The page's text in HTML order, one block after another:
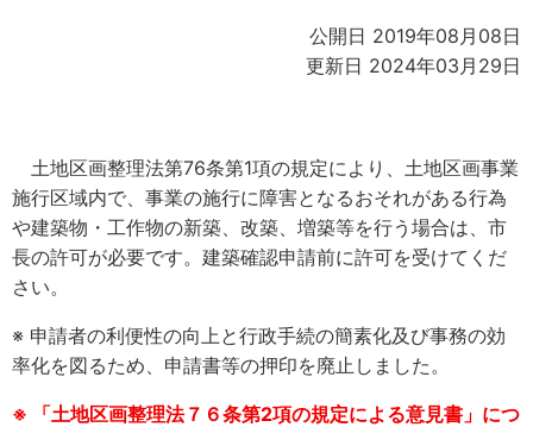
公開日 2019年08月08日
更新日 2024年03月29日
土地区画整理法第76条第1項の規定により、土地区画事業
施行区域内で、事業の施行に障害となるおそれがある行為
や建築物・工作物の新築、改築、増築等を行う場合は、市
長の許可が必要です。建築確認申請前に許可を受けてくだ
さい。
※ 申請者の利便性の向上と行政手続の簡素化及び事務の効
率化を図るため、申請書等の押印を廃止しました。
※ 「土地区画整理法７６条第2項の規定による意見書」につ